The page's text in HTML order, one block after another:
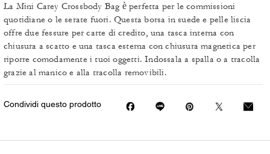
La Mini Carey Crossbody Bag è perfetta per le commissioni
quotidiane o le serate fuori. Questa borsa in suede e pelle liscia
offre due fessure per carte di credito, una tasca interna con
chiusura a scatto e una tasca esterna con chiusura magnetica per
riporre comodamente i tuoi oggetti. Indossala a spalla o a tracolla
grazie al manico e alla tracolla removibili.
Condividi questo prodotto